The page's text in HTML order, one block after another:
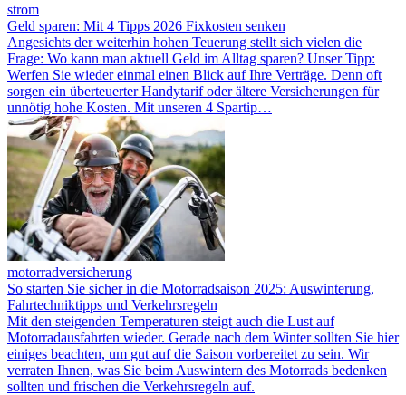
strom
Geld sparen: Mit 4 Tipps 2026 Fixkosten senken
Angesichts der weiterhin hohen Teuerung stellt sich vielen die
Frage: Wo kann man aktuell Geld im Alltag sparen? Unser Tipp:
Werfen Sie wieder einmal einen Blick auf Ihre Verträge. Denn oft
sorgen ein überteuerter Handytarif oder ältere Versicherungen für
unnötig hohe Kosten. Mit unseren 4 Spartip…
motorradversicherung
So starten Sie sicher in die Motorradsaison 2025: Auswinterung,
Fahrtechniktipps und Verkehrsregeln
Mit den steigenden Temperaturen steigt auch die Lust auf
Motorradausfahrten wieder. Gerade nach dem Winter sollten Sie hier
einiges beachten, um gut auf die Saison vorbereitet zu sein. Wir
verraten Ihnen, was Sie beim Auswintern des Motorrads bedenken
sollten und frischen die Verkehrsregeln auf.